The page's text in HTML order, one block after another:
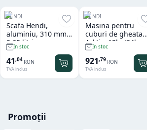
HENDI
Scafa Hendi,
aluminiu, 310 mm,
0.65 litri
In stoc
41,04 RON
TVA inclus
HENDI
Masina pentru
cuburi de gheata
Arktic, 12kg/24h
In stoc
921,79 RON
TVA inclus
Promoții